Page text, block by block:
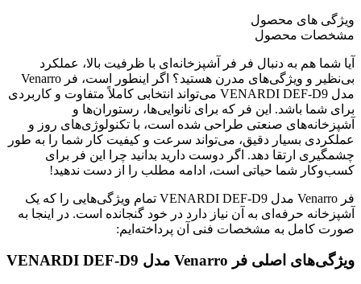
ویژگی های محصول
مشخصات محصول
آیا شما هم به دنبال فر فر آشپزخانه‌ای با ظرفیت بالا، عملکرد
بی‌نظیر و ویژگی‌های مدرن هستید؟ اگر اینطور است، فر Venarro
مدل VENARDI DEF-D9 می‌تواند انتخابی کاملاً متفاوت و کاربردی
برای شما باشد. این فر که برای نانوایی‌ها، رستوران‌ها و
آشپزخانه‌های صنعتی طراحی شده است، با تکنولوژی‌های روز و
عملکردی بسیار دقیق، می‌تواند سرعت و کیفیت کار شما را به طور
چشمگیری ارتقا دهد. اگر دوست دارید بدانید چرا این فر برای
کسب‌وکار شما حیاتی است، ادامه مطلب را از دست ندهید!
فر Venarro مدل VENARDI DEF-D9 تمام ویژگی‌هایی را که یک
آشپزخانه حرفه‌ای به آن نیاز دارد در خود گنجانده است. در اینجا به
صورت کامل به مشخصات فنی آن پرداخته‌ایم:
ویژگی‌های اصلی فر Venarro مدل VENARDI DEF-D9